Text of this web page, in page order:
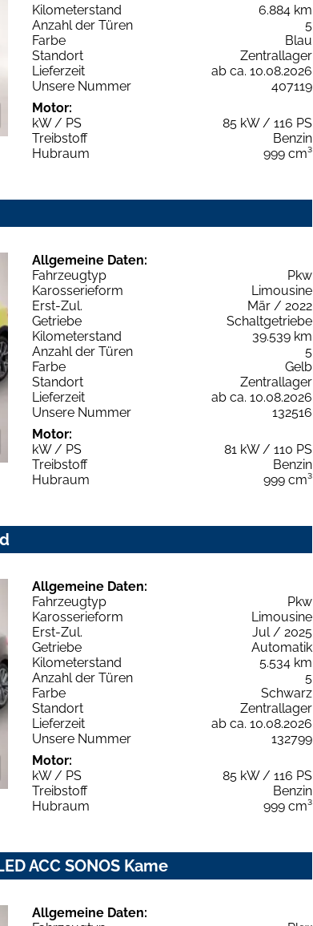
Kilometerstand
6.884 km
Anzahl der Türen
5
Farbe
Blau
Standort
Zentrallager
Lieferzeit
ab ca. 10.08.2026
Unsere Nummer
407119
Motor:
kW / PS
85 kW / 116 PS
Treibstoff
Benzin
Hubraum
999 cm³
Allgemeine Daten:
Fahrzeugtyp
Pkw
Karosserieform
Limousine
Erst-Zul.
Mär / 2022
Getriebe
Schaltgetriebe
Kilometerstand
39.539 km
Anzahl der Türen
5
Farbe
Gelb
Standort
Zentrallager
Lieferzeit
ab ca. 10.08.2026
Unsere Nummer
132516
Motor:
kW / PS
81 kW / 110 PS
Treibstoff
Benzin
Hubraum
999 cm³
Allgemeine Daten:
Fahrzeugtyp
Pkw
Karosserieform
Limousine
Erst-Zul.
Jul / 2025
Getriebe
Automatik
Kilometerstand
5.534 km
Anzahl der Türen
5
Farbe
Schwarz
Standort
Zentrallager
Lieferzeit
ab ca. 10.08.2026
Unsere Nummer
132799
Motor:
kW / PS
85 kW / 116 PS
Treibstoff
Benzin
Hubraum
999 cm³
ACC SONOS Kame
Allgemeine Daten: